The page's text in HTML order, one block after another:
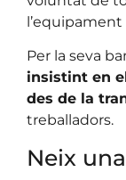
Per la seva
insistint en
des de la
treballadors.
Neix